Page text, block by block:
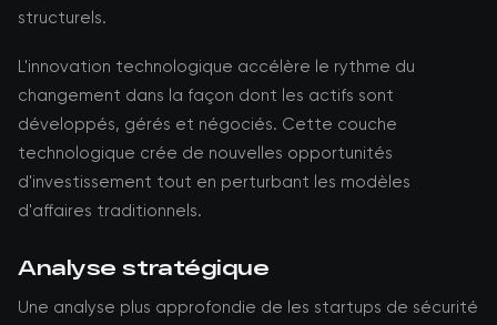
structurels.
L'innovation technologique accélère le rythme du
changement dans la façon dont les actifs sont
développés, gérés et négociés. Cette couche
technologique crée de nouvelles opportunités
d'investissement tout en perturbant les modèles
d'affaires traditionnels.
Analyse stratégique
Une analyse plus approfondie de les startups de sécurité